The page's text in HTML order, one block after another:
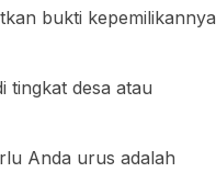
bukti kepemilikannya
tingkat desa atau
Anda urus adalah